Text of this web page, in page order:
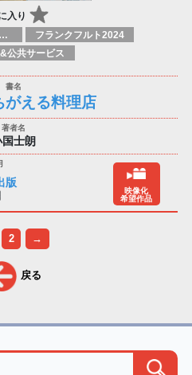
入り
特集：ハートウォーミング
フランクフルト2024
公共サービス
がえる料理店
士朗
版
映像化
希望作品
2 →
戻る